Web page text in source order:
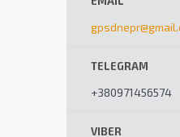
+380971456574